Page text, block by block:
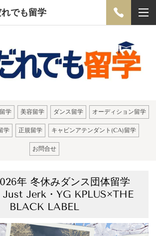
れでも留学
学 美容留学 ダンス留学 オーディション留学
学 正規留学 キャビンアテンダント(CA)留学
お問合せ
年 冬休みダンス団体留学
Jerk・YG KPLUS×THE
BLACK LABEL